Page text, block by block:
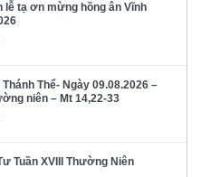
lễ tạ ơn mừng hồng ân Vĩnh
Thể- Ngày 09.08.2026 –
niên – Mt 14,22-33
Tuần XVIII Thường Niên